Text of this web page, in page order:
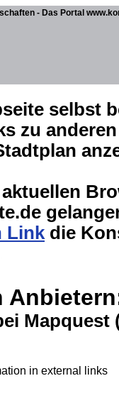
- Das Portal
selbst
zu
Link die
in external links